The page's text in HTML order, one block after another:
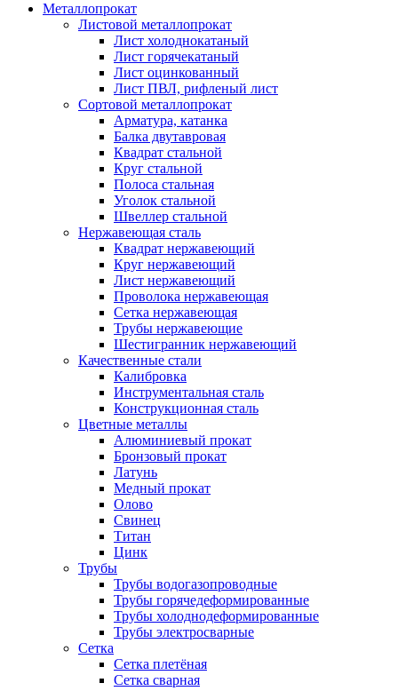
Металлопрокат
Листовой металлопрокат
Лист холоднокатаный
Лист горячекатаный
Лист оцинкованный
Лист ПВЛ, рифленый лист
Сортовой металлопрокат
Арматура, катанка
Балка двутавровая
Квадрат стальной
Круг стальной
Полоса стальная
Уголок стальной
Швеллер стальной
Нержавеющая сталь
Квадрат нержавеющий
Круг нержавеющий
Лист нержавеющий
Проволока нержавеющая
Сетка нержавеющая
Трубы нержавеющие
Шестигранник нержавеющий
Качественные стали
Калибровка
Инструментальная сталь
Конструкционная сталь
Цветные металлы
Алюминиевый прокат
Бронзовый прокат
Латунь
Медный прокат
Олово
Свинец
Титан
Цинк
Трубы
Трубы водогазопроводные
Трубы горячедеформированные
Трубы холоднодеформированные
Трубы электросварные
Сетка
Сетка плетёная
Сетка сварная